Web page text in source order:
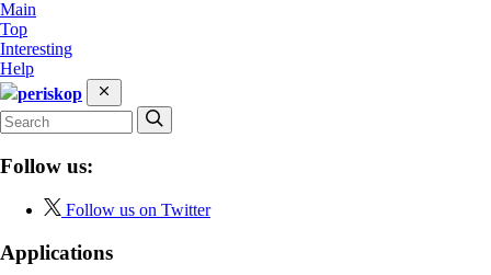
Main
Top
Interesting
Help
periskop
Follow us:
Follow us on Twitter
Applications